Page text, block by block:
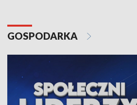
GOSPODARKA